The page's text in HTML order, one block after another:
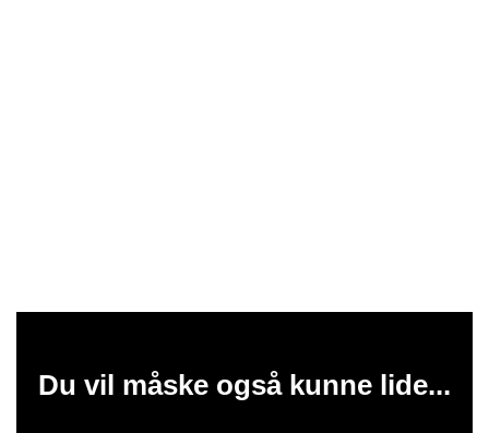
Du vil måske også kunne lide...